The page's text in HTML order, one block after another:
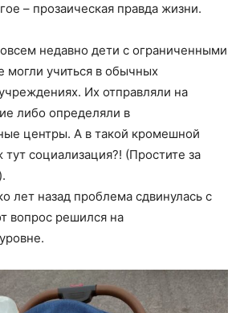
– прозаическая правда жизни.
недавно дети с ограниченными
могли учиться в обычных
Их отправляли на
либо определяли в
центры. А в такой кромешной
тут социализация?! (Простите за
лет назад проблема сдвинулась с
вопрос решился на